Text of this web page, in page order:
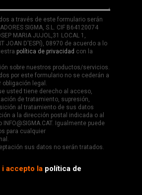
a través de este formulario serán
SIGMA, S.L. CIF B64120074
MARIA JUJOL,31 LOCAL 1,
JOAN D'ESPí), 08970 de acuerdo a lo
política de privacidad con la
sobre nuestros productos/servicios.
por este formulario no se cederán a
obligación legal.
usted tiene derecho al acceso,
de tratamiento, supresión,
al tratamiento de sus datos
a la dirección postal indicada o al
Igualmente puede
para cualquier
sus datos no serán tratados.
i accepto la política de